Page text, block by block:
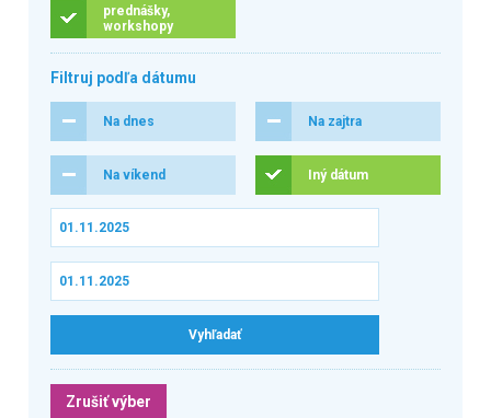
prednášky,
workshopy
Filtruj podľa dátumu
Na dnes Na zajtra
Na víkend Iný dátum
Zrušiť výber